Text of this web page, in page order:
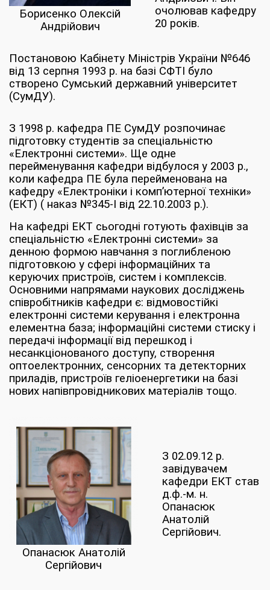
Борисенко Олексій
Андрійович
очолював кафедру
20 років.
Постановою Кабінету Міністрів України №646
від 13 серпня 1993 р. на базі СФТІ було
створено Сумський державний університет
(СумДУ).
З 1998 р. кафедра ПЕ СумДУ розпочинає
підготовку студентів за спеціальністю
«Електронні системи». Ще одне
перейменування кафедри відбулося у 2003 р.,
коли кафедра ПЕ була перейменована на
кафедру «Електроніки і комп’ютерної техніки»
(ЕКТ) ( наказ №345-І від 22.10.2003 р.).
На кафедрі ЕКТ сьогодні готують фахівців за
спеціальністю «Електронні системи» за
денною формою навчання з поглибленою
підготовкою у сфері інформаційних та
керуючих пристроїв, систем і комплексів.
Основними напрямами наукових досліджень
співробітників кафедри є: відмовостійкі
електронні системи керування і електронна
елементна база; інформаційні системи стиску і
передачі інформації від перешкод і
несанкціонованого доступу, створення
оптоелектронних, сенсорних та детекторних
приладів, пристроїв геліоенергетики на базі
нових напівпровідникових матеріалів тощо.
Опанасюк Анатолій
Сергійович
З 02.09.12 р.
завідувачем
кафедри ЕКТ став
д.ф.-м. н.
Опанасюк
Анатолій
Сергійович.